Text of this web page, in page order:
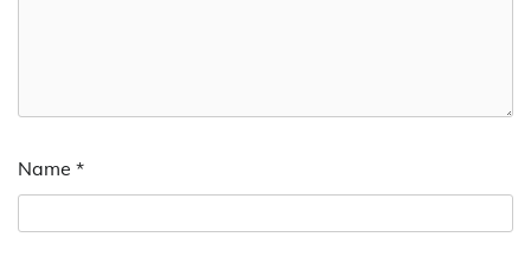
Name *